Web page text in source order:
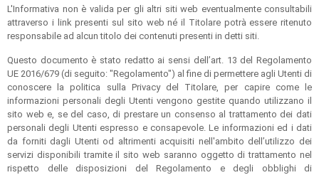
L'Informativa non è valida per gli altri siti web eventualmente consultabili
attraverso i link presenti sul sito web né il Titolare potrà essere ritenuto
responsabile ad alcun titolo dei contenuti presenti in detti siti.
Questo documento è stato redatto ai sensi dell’art. 13 del Regolamento
UE 2016/679 (di seguito: "Regolamento") al fine di permettere agli Utenti di
conoscere la politica sulla Privacy del Titolare, per capire come le
informazioni personali degli Utenti vengono gestite quando utilizzano il
sito web e, se del caso, di prestare un consenso al trattamento dei dati
personali degli Utenti espresso e consapevole. Le informazioni ed i dati
da forniti dagli Utenti od altrimenti acquisiti nell'ambito dell’utilizzo dei
servizi disponibili tramite il sito web saranno oggetto di trattamento nel
rispetto delle disposizioni del Regolamento e degli obblighi di